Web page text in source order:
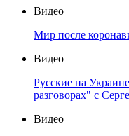
Видео
Мир после
Видео
Русские на
разговорах" с
Видео